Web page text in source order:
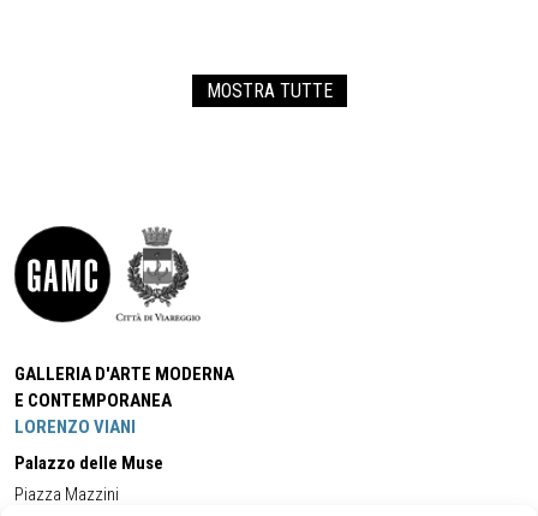
MOSTRA TUTTE
GALLERIA D'ARTE MODERNA
E CONTEMPORANEA
LORENZO VIANI
Palazzo delle Muse
Piazza Mazzini